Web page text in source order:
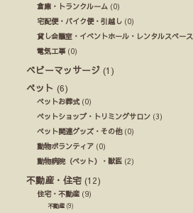
倉庫・トランクルーム (0)
宅配便・バイク便・引越し (0)
貸し会議室・イベントホール・レンタルスペース
電気工事(0)
ベビーマッサージ (1)
ペット (6)
ペットお葬式(0)
ペットショップ・トリミングサロン (3)
ペット関連グッズ・その他(0)
動物ボランティア (0)
動物病院（ペット）・獣医 (2)
不動産・住宅 (12)
住宅・不動産 (9)
不動産 (9)